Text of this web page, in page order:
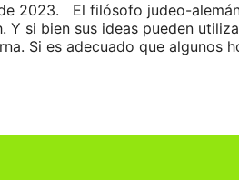
2023. El filósofo judeo-
Y si bien sus ideas pueden
Si es adecuado que algunos